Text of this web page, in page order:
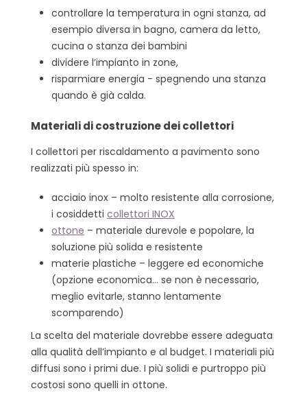
controllare la temperatura in ogni stanza, ad
esempio diversa in bagno, camera da letto,
cucina o stanza dei bambini
dividere l’impianto in zone,
risparmiare energia - spegnendo una stanza
quando è già calda.
Materiali di costruzione dei collettori
I collettori per riscaldamento a pavimento sono
realizzati più spesso in:
acciaio inox – molto resistente alla corrosione,
i cosiddetti collettori INOX
ottone – materiale durevole e popolare, la
soluzione più solida e resistente
materie plastiche – leggere ed economiche
(opzione economica… se non è necessario,
meglio evitarle, stanno lentamente
scomparendo)
La scelta del materiale dovrebbe essere adeguata
alla qualità dell’impianto e al budget. I materiali più
diffusi sono i primi due. I più solidi e purtroppo più
costosi sono quelli in ottone.